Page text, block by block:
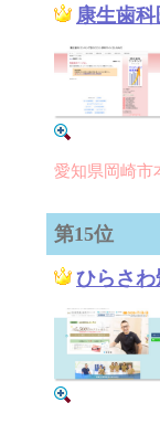
康生歯
愛知県岡崎
第15位
ひらさ